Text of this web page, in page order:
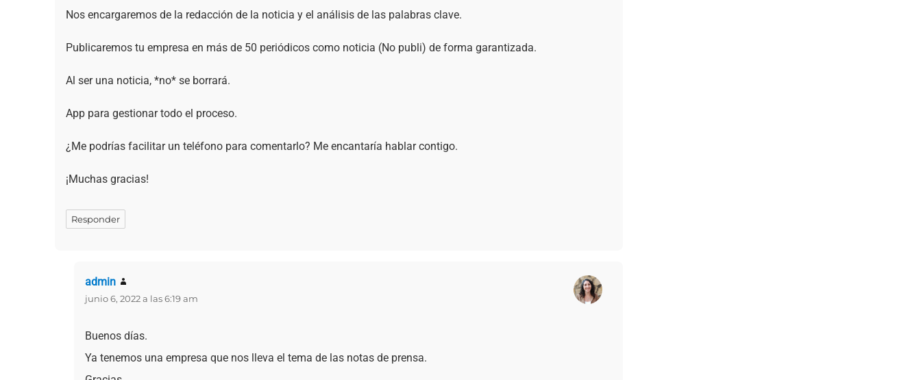
Nos encargaremos de la redacción de la noticia y el análisis de las palabras clave.
Publicaremos tu empresa en más de 50 periódicos como noticia (No publi) de forma garantizada.
Al ser una noticia, *no* se borrará.
App para gestionar todo el proceso.
¿Me podrías facilitar un teléfono para comentarlo? Me encantaría hablar contigo.
¡Muchas gracias!
Responder
admin
junio 6, 2022 a las 6:19 am
Buenos días.
Ya tenemos una empresa que nos lleva el tema de las notas de prensa.